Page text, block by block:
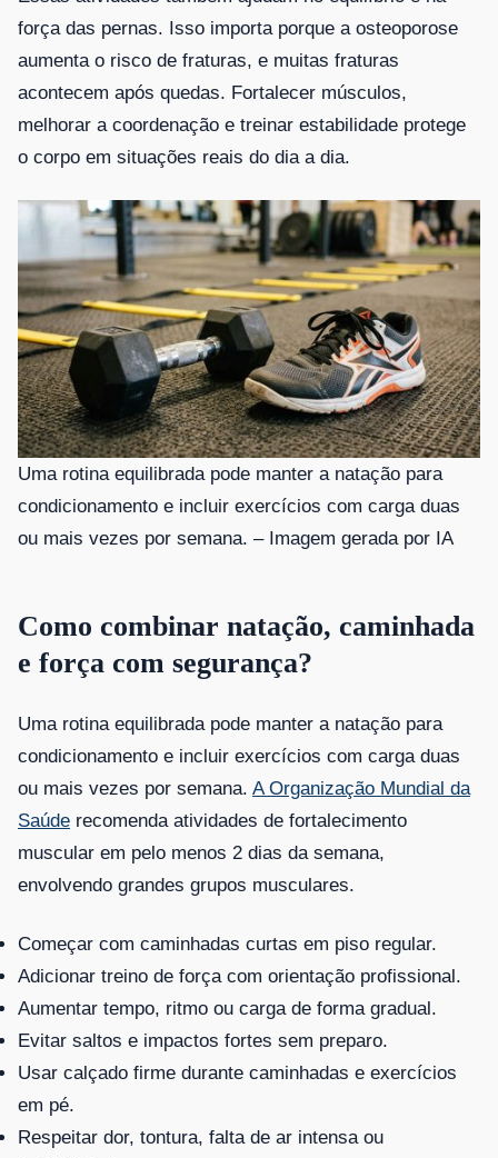
força das pernas. Isso importa porque a osteoporose
aumenta o risco de fraturas, e muitas fraturas
acontecem após quedas. Fortalecer músculos,
melhorar a coordenação e treinar estabilidade protege
o corpo em situações reais do dia a dia.
Uma rotina equilibrada pode manter a natação para
condicionamento e incluir exercícios com carga duas
ou mais vezes por semana. – Imagem gerada por IA
Como combinar natação, caminhada
e força com segurança?
Uma rotina equilibrada pode manter a natação para
condicionamento e incluir exercícios com carga duas
ou mais vezes por semana. A Organização Mundial da
Saúde recomenda atividades de fortalecimento
muscular em pelo menos 2 dias da semana,
envolvendo grandes grupos musculares.
Começar com caminhadas curtas em piso regular.
Adicionar treino de força com orientação profissional.
Aumentar tempo, ritmo ou carga de forma gradual.
Evitar saltos e impactos fortes sem preparo.
Usar calçado firme durante caminhadas e exercícios
em pé.
Respeitar dor, tontura, falta de ar intensa ou